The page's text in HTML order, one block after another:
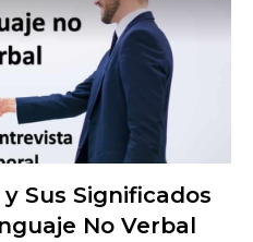
Sus Significados
No Verbal